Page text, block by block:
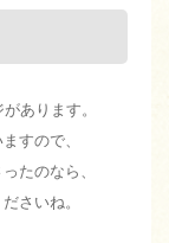
あります。
すので、
たのなら、
さいね。